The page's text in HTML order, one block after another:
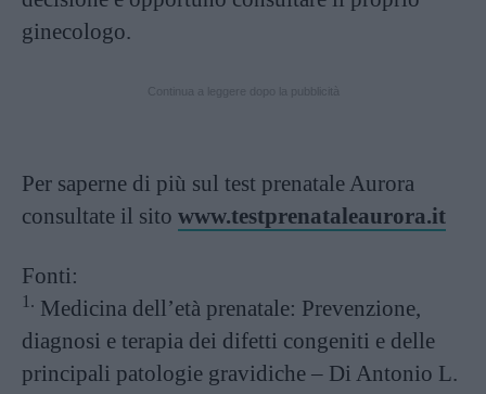
ginecologo.
Per saperne di più sul test prenatale Aurora
consultate il sito www.testprenataleaurora.it
Fonti:
1. Medicina dell’età prenatale: Prevenzione,
diagnosi e terapia dei difetti congeniti e delle
principali patologie gravidiche – Di Antonio L.